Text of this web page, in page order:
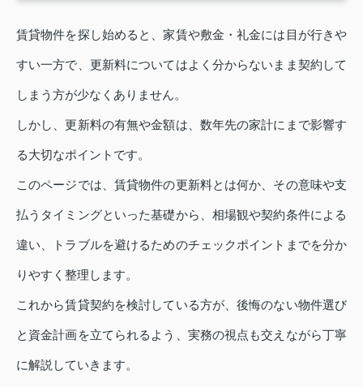
賃貸物件を探し始めると、家賃や敷金・礼金には目が行きや
すい一方で、更新料についてはよく分からないまま契約して
しまう方が少なくありません。
しかし、更新料の有無や金額は、数年先の家計にまで影響す
る大切なポイントです。
このページでは、賃貸物件の更新料とは何か、その意味や支
払うタイミングといった基礎から、相場観や契約条件による
違い、トラブルを避けるためのチェックポイントまでを分か
りやすく整理します。
これから賃貸契約を検討している方が、後悔のない物件選び
と資金計画を立てられるよう、実務の視点も交えながら丁寧
に解説していきます。